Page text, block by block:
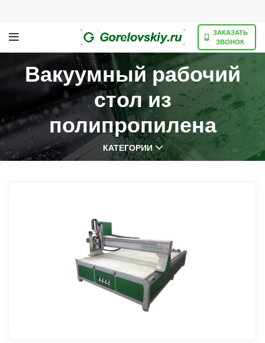
ЗАКАЗАТЬ
ЗВОНОК
Вакуумный рабочий
стол из
полипропилена
КАТЕГОРИИ